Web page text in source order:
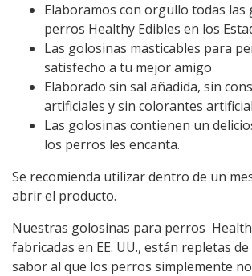
Elaboramos con orgullo todas las
perros Healthy Edibles en los
Las golosinas masticables para
satisfecho a tu mejor amigo
Elaborado sin sal añadida, sin
artificiales y sin colorantes
Las golosinas contienen un
los perros les encanta.
Se recomienda utilizar dentro de un
abrir el producto.
Nuestras golosinas para perros
fabricadas en EE. UU., están repletas
sabor al que los perros simplemente